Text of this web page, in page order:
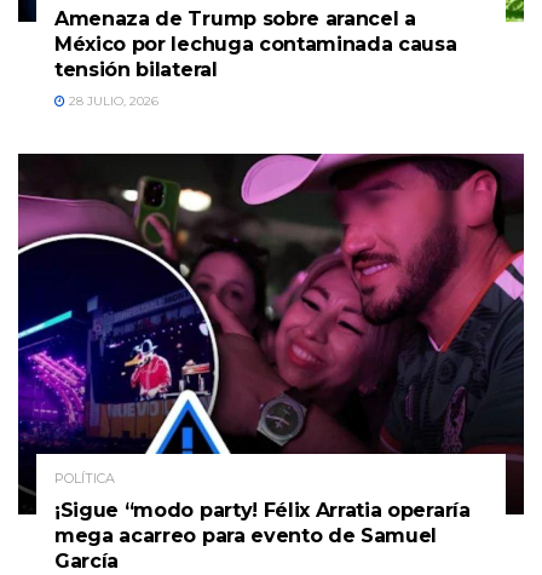
Amenaza de Trump sobre arancel a
México por lechuga contaminada causa
tensión bilateral
28 JULIO, 2026
POLÍTICA
¡Sigue “modo party! Félix Arratia operaría
mega acarreo para evento de Samuel
García